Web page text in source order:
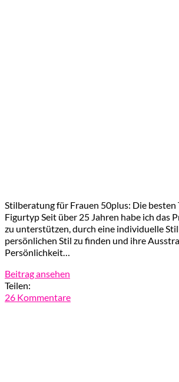
Stilberatung für Frauen 50plus: Die besten
Figurtyp Seit über 25 Jahren habe ich das
zu unterstützen, durch eine individuelle
persönlichen Stil zu finden und ihre
Persönlichkeit…
Beitrag ansehen
Teilen:
26 Kommentare